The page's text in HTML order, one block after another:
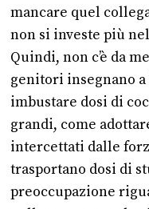
mancare quel
non si investe più
Quindi, non c’è da
genitori insegnano
imbustare dosi di
grandi, come
intercettati dalle
trasportano dosi di
preoccupazione